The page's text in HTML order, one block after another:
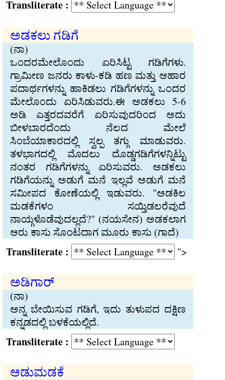
:
ಅಡಕಲು ಗಡಿಗೆ
(ನಾ)
ಒಂದರಮೇಲೊಂದು ಏರಿಸಿಟ್ಟ ಗಡಿಗೆಗಳು.
ಗ್ರಾಮೀಣ ಜನರು ಕಾಳು-ಕಡಿ ಹಣ ಮತ್ತು ಆಹಾರ
ಪದಾರ್ಥಗಳನ್ನು ಹಾಕಿಡಲು ಗಡಿಗೆಗಳನ್ನು ಒಂದರ
ಮೇಲೊಂದು ಏರಿಸಿಡುವರು.ಈ ಅಡಕಲು 5-6
ಅಡಿ ಎತ್ತರದವರೆಗೆ ಏರಿಸುವುದರಿಂದ ಅದು
ಬೀಳಬಾರದೆಂದು ನೆಲದ ಮೇಲೆ
ಸಿಂಬೆಯಾಕಾರದಲ್ಲಿ ಸ್ವಲ್ಪ ತಗ್ಗು ಮಾಡುವರು.
ತಳಭಾಗದಲ್ಲಿ ಮೊದಲು ದೊಡ್ಡಗಡಿಗೆಗಳನ್ನಿಟ್ಟು
ನಂತರ ಗಡಿಗೆಗಳನ್ನು ಏರಿಸುವರು. ಅಡಕಲು
ಗಡಿಗೆಯನ್ನು ಅಡುಗೆ ಮನೆ ಇಲ್ಲವೆ ಅಡುಗೆ ಮನೆ
ಸಮೀಪದ ಕೋಣೆಯಲ್ಲಿ ಇಡುವರು. "ಅಡಕಿಲ
ಮಡಕೆಗಳಂ ಸಯ್ತಿಡಲರೆವುದೆ
ನಾಯ್ಗಳೊಡೆವುದಲ್ಲದೆ?" (ನಯಸೇನ) ಅಡಕಲಾಗ
ಆರು ಕಾಸು ಸೊಂಟದಾಗ ಮೂರು ಕಾಸು (ಗಾದೆ)
: ">
ಅಡಿಗಾರ್
(ನಾ)
ಅನ್ನ ಬೇಯಿಸುವ ಗಡಿಗೆ, ಇದು ತುಳುಪದ ದಕ್ಷಿಣ
ಕನ್ನಡದಲ್ಲಿ ಬಳಕೆಯಲ್ಲಿದೆ.
:
ಆಡುಮಡಕೆ